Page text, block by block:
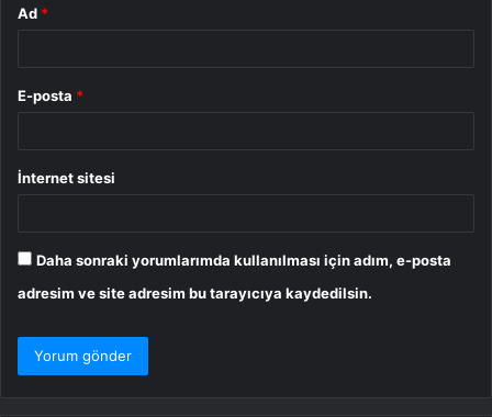
Ad *
E-posta *
İnternet sitesi
Daha sonraki yorumlarımda kullanılması için adım, e-posta
adresim ve site adresim bu tarayıcıya kaydedilsin.